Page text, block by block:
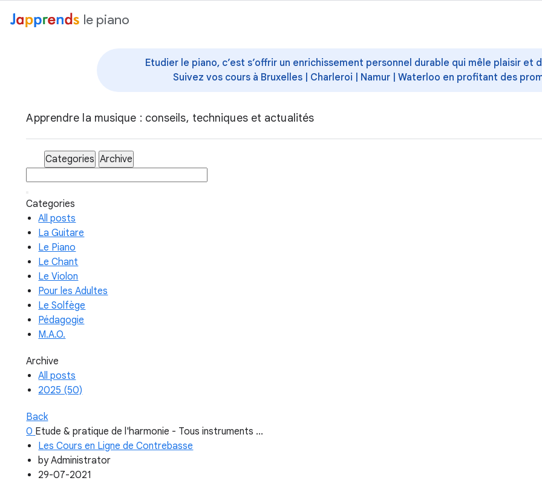
contenu le piano
Etudier le piano, c’est s’offrir un enrichissement personnel durable qui mêle plaisir
Suivez vos cours à Bruxelles | Charleroi | Namur | Waterloo en profitant des
Apprendre la musique : conseils, techniques et actualités
Categories Archive
Categories
All posts
La Guitare
Le Piano
Le Chant
Le Violon
Pour les Adultes
Le Solfège
Pédagogie
M.A.O.
Archive
All posts
2025 (50)
Back
0 Etude & pratique de l'harmonie - Tous instruments ...
Les Cours en Ligne de Contrebasse
byAdministrator
29-07-2021